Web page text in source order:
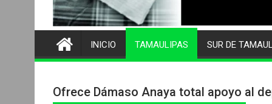
INICIO TAMAULIPAS SUR DE
Ofrece Dámaso Anaya total apoyo al